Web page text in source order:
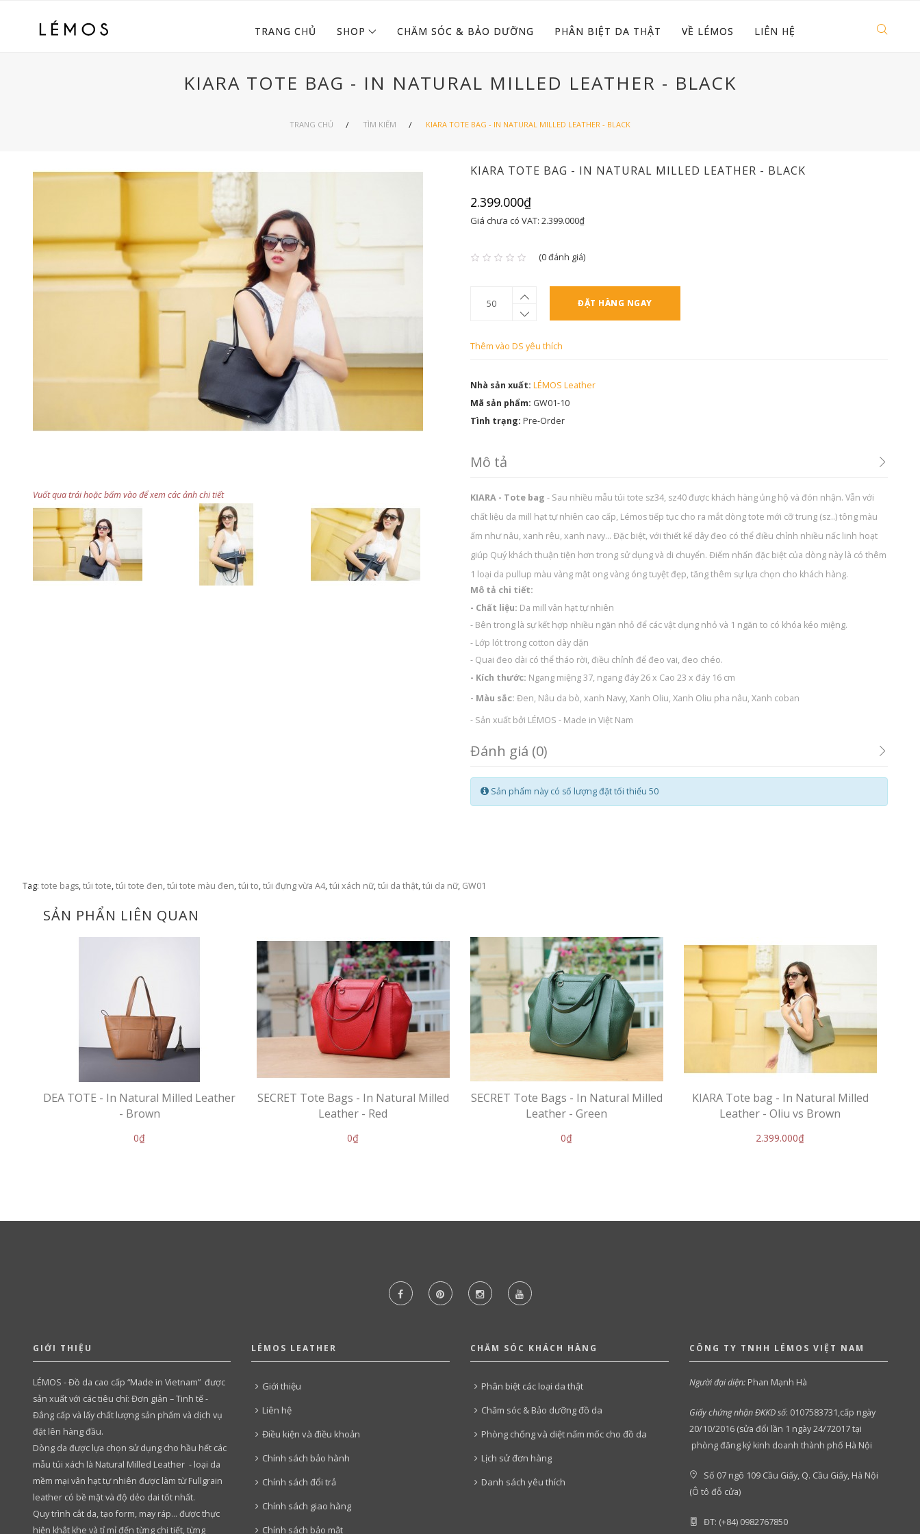
TRANG CHỦ SHOP CHĂM SÓC & BẢO DƯỠNG PHÂN BIỆT DA THẬT VỀ LÉMOS LIÊN HỆ
KIARA TOTE BAG - IN NATURAL MILLED LEATHER - BLACK
TRANG CHỦ TÌM KIẾM KIARA TOTE BAG - IN NATURAL MILLED LEATHER - BLACK
Vuốt qua trái hoặc bấm vào để xem các ảnh chi tiết
KIARA TOTE BAG - IN NATURAL MILLED LEATHER - BLACK
2.399.000₫
Giá chưa có VAT: 2.399.000₫
(0 đánh giá)
ĐẶT HÀNG NGAY
Thêm vào DS yêu thích
Nhà sản xuất: LÉMOS Leather
Mã sản phẩm: GW01-10
Tình trạng: Pre-Order
Mô tả
KIARA - Tote bag - Sau nhiều mẫu túi tote sz34, sz40 được khách hàng ủng hộ và đón nhận. Vẫn với
chất liệu da mill hạt tự nhiên cao cấp, Lémos tiếp tục cho ra mắt dòng tote mới cỡ trung (sz..) tông màu
ấm như nâu, xanh rêu, xanh navy... Đặc biệt, với thiết kế dây đeo có thể điều chỉnh nhiều nấc linh hoạt
giúp Quý khách thuận tiện hơn trong sử dụng và di chuyển. Điểm nhấn đặc biệt của dòng này là có thêm
1 loại da pullup màu vàng mật ong vàng óng tuyệt đẹp, tăng thêm sự lựa chọn cho khách hàng.
Mô tả chi tiết:
- Chất liệu: Da mill vân hạt tự nhiên
- Bên trong là sự kết hợp nhiều ngăn nhỏ để các vật dụng nhỏ và 1 ngăn to có khóa kéo miệng.
- Lớp lót trong cotton dày dặn
- Quai đeo dài có thể tháo rời, điều chỉnh để đeo vai, đeo chéo.
- Kích thước: Ngang miệng 37, ngang đáy 26 x Cao 23 x đáy 16 cm
- Màu sắc: Đen, Nâu da bò, xanh Navy, Xanh Oliu, Xanh Oliu pha nâu, Xanh coban
- Sản xuất bởi LÉMOS - Made in Việt Nam
Đánh giá (0)
Sản phẩm này có số lượng đặt tối thiểu 50
Tag: tote bags,túi tote,túi tote đen,túi tote màu đen,túi to,túi đựng vừa A4,túi xách nữ,túi da thật,túi da nữ, GW01
SẢN PHẨN LIÊN QUAN
DEA TOTE - In Natural Milled Leather
- Brown
0₫
SECRET Tote Bags - In Natural Milled
Leather - Red
0₫
SECRET Tote Bags - In Natural Milled
Leather - Green
0₫
KIARA Tote bag - In Natural Milled
Leather - Oliu vs Brown
2.399.000₫
GIỚI THIỆU
LÉMOS - Đồ da cao cấp “Made in Vietnam” được
sản xuất với các tiêu chí: Đơn giản – Tinh tế -
Đẳng cấp và lấy chất lượng sản phẩm và dịch vụ
đặt lên hàng đầu.
Dòng da được lựa chọn sử dụng cho hầu hết các
mẫu túi xách là Natural Milled Leather - loại da
mềm mại vân hạt tự nhiên được làm từ Fullgrain
leather có bề mặt và độ dẻo dai tốt nhất.
Quy trình cắt da, tạo form, may ráp… được thực
hiện khắt khe và tỉ mỉ đến từng chi tiết, từng
LÉMOS LEATHER
Giới thiệu
Liên hệ
Điều kiện và điều khoản
Chính sách bảo hành
Chính sách đổi trả
Chính sách giao hàng
Chính sách bảo mật
CHĂM SÓC KHÁCH HÀNG
Phân biệt các loại da thật
Chăm sóc & Bảo dưỡng đồ da
Phòng chống và diệt nấm mốc cho đồ da
Lịch sử đơn hàng
Danh sách yêu thích
CÔNG TY TNHH LÉMOS VIỆT NAM
Người đại diện:Phan Mạnh Hà
Giấy chứng nhận ĐKKD số: 0107583731,cấp ngày
20/10/2016 (sửa đổi lần 1 ngày 24/72017 tại
phòng đăng ký kinh doanh thành phố Hà Nội
Số 07 ngõ 109 Cầu Giấy, Q. Cầu Giấy, Hà Nội
(Ô tô đỗ cửa)
ĐT: (+84) 0982767850